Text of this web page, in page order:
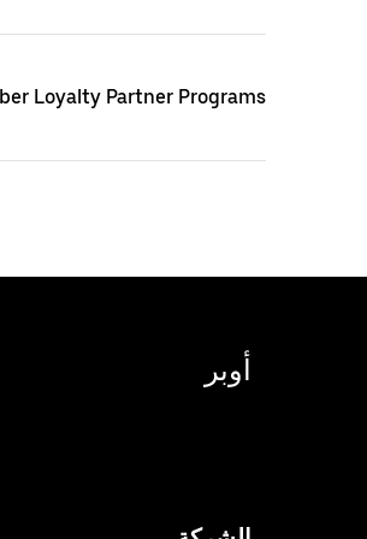
Loyalty Partner Programs
أوبر